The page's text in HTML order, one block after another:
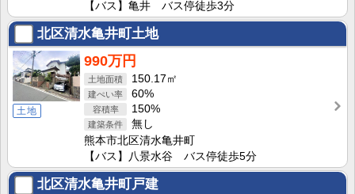
【バス】亀井 バス停徒歩3分
北区清水亀井町土地
土地
990万円
150.17㎡
60%
150%
無し
熊本市北区清水亀井町
【バス】八景水谷 バス停徒歩5分
北区清水亀井町戸建